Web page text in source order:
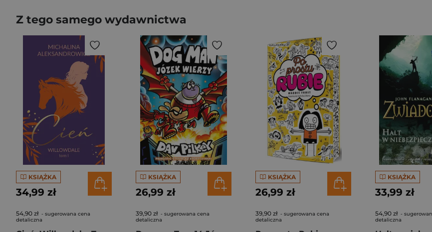
Z tego samego wydawnictwa
KSIĄŻKA
34,99 zł
54,90 zł - sugerowana cena
detaliczna
KSIĄŻKA
26,99 zł
39,90 zł - sugerowana cena
detaliczna
KSIĄŻKA
26,99 zł
39,90 zł - sugerowana cena
detaliczna
KSIĄŻKA
33,99 zł
54,90 zł -
detaliczna